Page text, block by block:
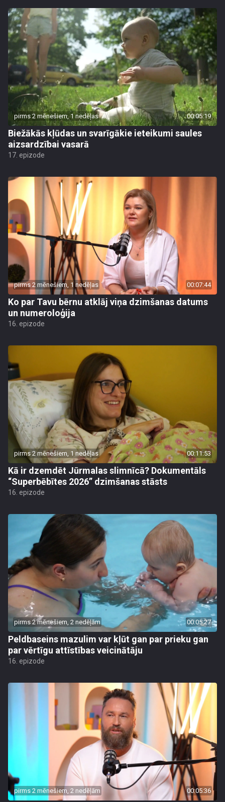
pirms 2 mēnešiem, 1 nedēļas 00:05:19
Biežākās kļūdas un svarīgākie ieteikumi saules
aizsardzībai vasarā
17. epizode
pirms 2 mēnešiem, 1 nedēļas 00:07:44
Ko par Tavu bērnu atklāj viņa dzimšanas datums
un numeroloģija
16. epizode
pirms 2 mēnešiem, 1 nedēļas 00:11:53
Kā ir dzemdēt Jūrmalas slimnīcā? Dokumentāls
“Superbēbītes 2026” dzimšanas stāsts
16. epizode
pirms 2 mēnešiem, 2 nedēļām 00:05:27
Peldbaseins mazulim var kļūt gan par prieku gan
par vērtīgu attīstības veicinātāju
16. epizode
pirms 2 mēnešiem, 2 nedēļām 00:05:36